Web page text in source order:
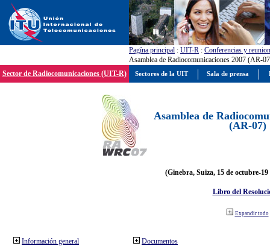
Pagína principal : UIT-R : Conferencias y
Asamblea de Radiocomunicaciones 2007 (AR-
Sector de Radiocomunicaciones (UIT-R)
Asamblea de
(AR-07)
(Ginebra, Suiza, 15 de octubre-19
Libro del
Expandir todo
Información general Documentos
Sectores de la UIT Sala de prensa